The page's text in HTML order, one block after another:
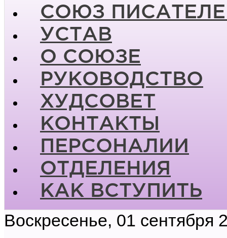
СОЮЗ
УСТАВ
О СОЮЗЕ
РУКОВОДСТВО
ХУДСОВЕТ
КОНТАКТЫ
ПЕРСОНАЛИИ
ОТДЕЛЕНИЯ
КАК ВСТУПИТЬ
Воскресенье, 01 сентября